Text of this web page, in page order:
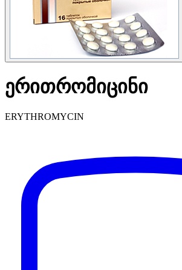
ერითრომიცინი
ERYTHROMYCIN